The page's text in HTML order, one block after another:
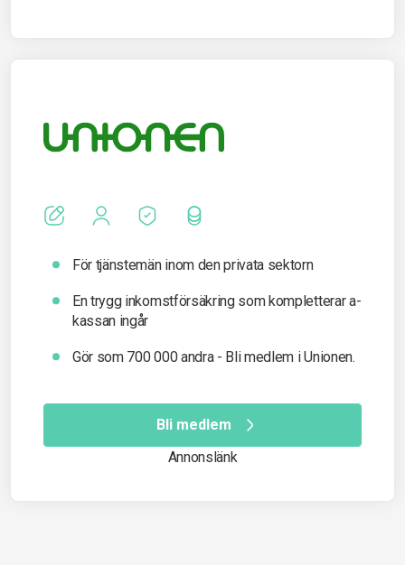
För tjänstemän inom den privata sektorn
En trygg inkomst­försäkring som kompletterar a-
kassan ingår
Gör som 700 000 andra - Bli medlem i Unionen.
Bli medlem
Annonslänk